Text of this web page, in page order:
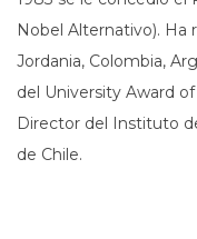
Nobel Alternativo). Ha
Jordania, Colombia,
del University Award
Director del Instituto
de Chile.